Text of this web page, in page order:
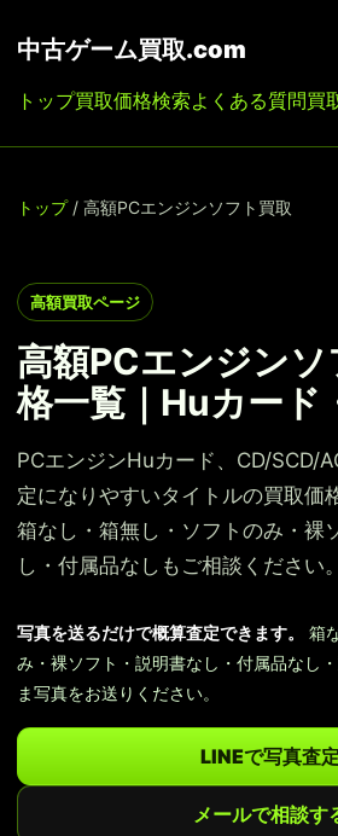
中古ゲーム買取.com
トップ買取価格検索よくある質問買
トップ/ 高額PCエンジンソフト買取
高額買取ページ
高額PCエンジン
格一覧｜Huカード
PCエンジンHuカード、CD/SCD/
定になりやすいタイトルの買取価
箱なし・箱無し・ソフトのみ・裸
し・付属品なしもご相談ください。
写真を送るだけで概算査定できます。
箱
み・裸ソフト・説明書なし・付属品なし
ま写真をお送りください。
LINEで写真査定
メールで相談す